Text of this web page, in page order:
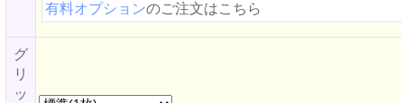
有料オプションのご注文はこちら
グ
リ
ッ